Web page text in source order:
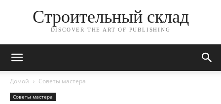
Строительный склад
DISCOVER THE ART OF PUBLISHING
Домой Советы мастера
Советы мастера